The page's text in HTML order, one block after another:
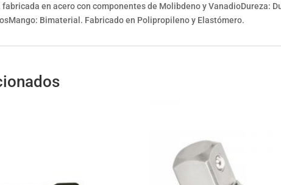
en acero con componentes de Molibdeno y VanadioDureza:
Bimaterial. Fabricado en Polipropileno y Elastómero.